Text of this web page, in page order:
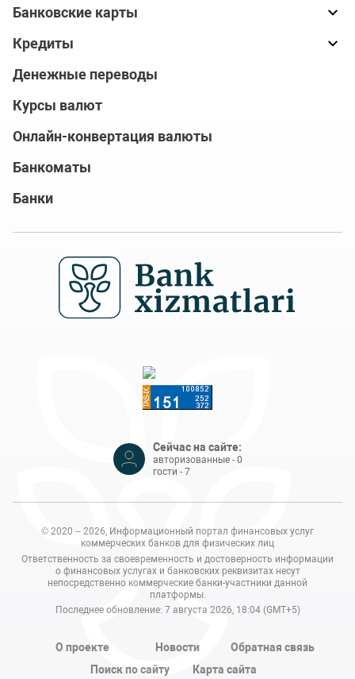
Банковские карты
Кредиты
Денежные переводы
Курсы валют
Онлайн-конвертация валюты
Банкоматы
Банки
Сейчас на сайте:
авторизованные - 0
гости - 7
© 2020 – 2026, Информационный портал финансовых услуг
коммерческих банков для физических лиц
Ответственность за своевременность и достоверность информации
о финансовых услугах и банковских реквизитах несут
непосредственно коммерческие банки-участники данной
платформы.
Последнее обновление: 7 августа 2026, 18:04 (GMT+5)
О проекте Новости
Обратная связь
Поиск по сайту
Карта сайта